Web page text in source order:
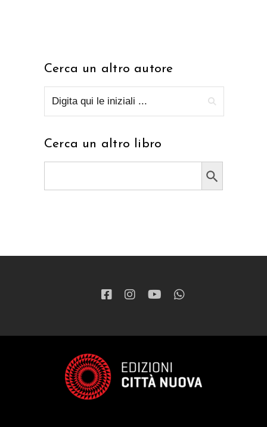
Cerca un altro autore
Cerca un altro libro
Search Button